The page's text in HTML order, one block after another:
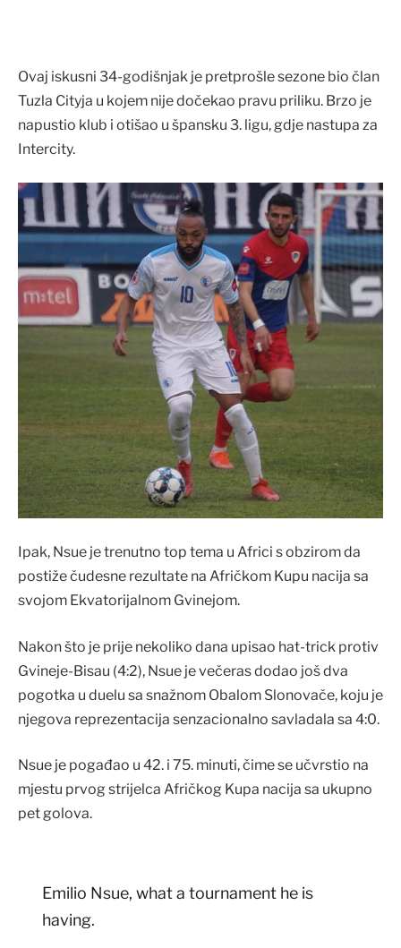
Ovaj iskusni 34-godišnjak je pretprošle sezone bio član
Tuzla Cityja u kojem nije dočekao pravu priliku. Brzo je
napustio klub i otišao u špansku 3. ligu, gdje nastupa za
Intercity.
Ipak, Nsue je trenutno top tema u Africi s obzirom da
postiže čudesne rezultate na Afričkom Kupu nacija sa
svojom Ekvatorijalnom Gvinejom.
Nakon što je prije nekoliko dana upisao hat-trick protiv
Gvineje-Bisau (4:2), Nsue je večeras dodao još dva
pogotka u duelu sa snažnom Obalom Slonovače, koju je
njegova reprezentacija senzacionalno savladala sa 4:0.
Nsue je pogađao u 42. i 75. minuti, čime se učvrstio na
mjestu prvog strijelca Afričkog Kupa nacija sa ukupno
pet golova.
Emilio Nsue, what a tournament he is
having.